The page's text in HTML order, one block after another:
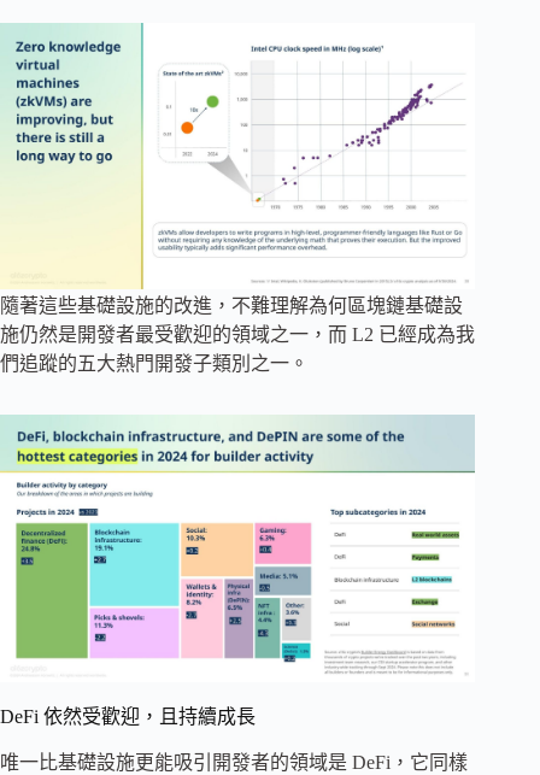
隨著這些基礎設施的改進，不難理解為何區塊鏈基礎設
施仍然是開發者最受歡迎的領域之一，而 L2 已經成為我
們追蹤的五大熱門開發子類別之一。
DeFi 依然受歡迎，且持續成長
唯一比基礎設施更能吸引開發者的領域是 DeFi，它同樣